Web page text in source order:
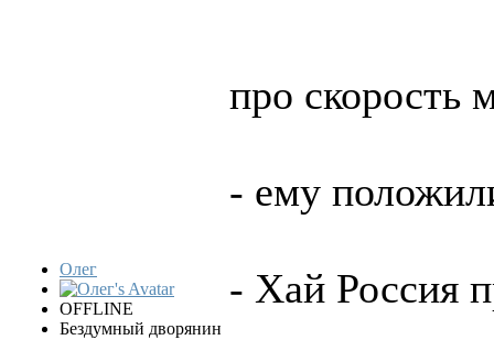
Олег
OFFLINE
Бездумный дворянин
про скорость
- ему
- Хай Россия